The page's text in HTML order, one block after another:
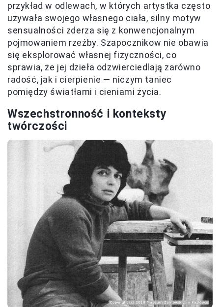
przykład w odlewach, w których artystka często
używała swojego własnego ciała, silny motyw
sensualności zderza się z konwencjonalnym
pojmowaniem rzeźby. Szapocznikow nie obawia
się eksplorować własnej fizyczności, co
sprawia, że jej dzieła odzwierciedlają zarówno
radość, jak i cierpienie — niczym taniec
pomiędzy światłami i cieniami życia.
Wszechstronność i konteksty
twórczości